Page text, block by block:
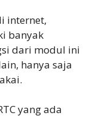
internet,
banyak
dari modul ini
hanya saja
yang ada